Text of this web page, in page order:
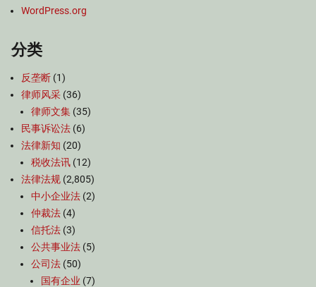
WordPress.org
分类
反垄断 (1)
律师风采 (36)
律师文集 (35)
民事诉讼法 (6)
法律新知 (20)
税收法讯 (12)
法律法规 (2,805)
中小企业法 (2)
仲裁法 (4)
信托法 (3)
公共事业法 (5)
公司法 (50)
国有企业 (7)